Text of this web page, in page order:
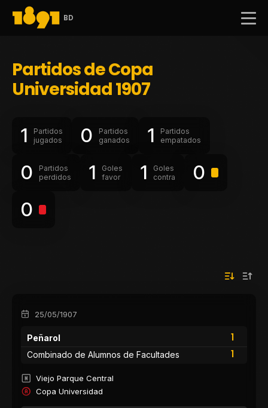
BD
Partidos de Copa
Universidad 1907
1
Partidos
jugados
0
Partidos
ganados
1
Partidos
empatados
0
Partidos
perdidos
1
Goles
favor
1
Goles
contra
0
0
25/05/1907
Peñarol
1
1
Combinado de Alumnos de Facultades
Viejo Parque Central
Copa Universidad